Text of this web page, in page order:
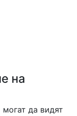
на
да видят